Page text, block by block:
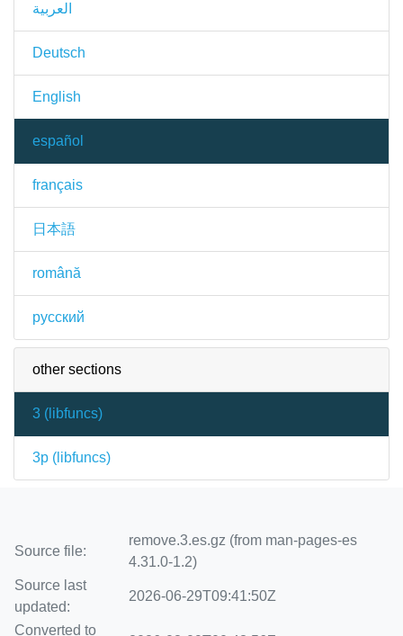
العربية
Deutsch
English
español
français
日本語
română
русский
other sections
3 ( libfuncs)
3p ( libfuncs)
Source file:
remove.3.es.gz (from man-pages-es
4.31.0-1.2)
Source last
updated:
2026-06-29T09:41:50Z
Converted to